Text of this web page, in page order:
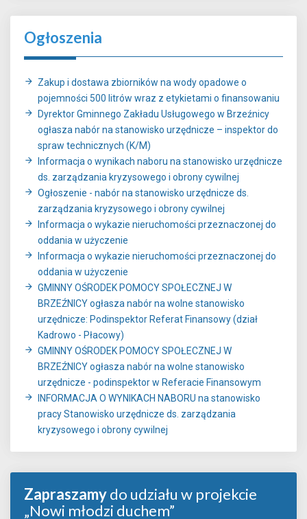
Ogłoszenia
Zakup i dostawa zbiorników na wody opadowe o
pojemności 500 litrów wraz z etykietami o finansowaniu
Dyrektor Gminnego Zakładu Usługowego w Brzeźnicy
ogłasza nabór na stanowisko urzędnicze – inspektor do
spraw technicznych (K/M)
Informacja o wynikach naboru na stanowisko urzędnicze
ds. zarządzania kryzysowego i obrony cywilnej
Ogłoszenie - nabór na stanowisko urzędnicze ds.
zarządzania kryzysowego i obrony cywilnej
Informacja o wykazie nieruchomości przeznaczonej do
oddania w użyczenie
Informacja o wykazie nieruchomości przeznaczonej do
oddania w użyczenie
GMINNY OŚRODEK POMOCY SPOŁECZNEJ W
BRZEŹNICY ogłasza nabór na wolne stanowisko
urzędnicze: Podinspektor Referat Finansowy (dział
Kadrowo - Płacowy)
GMINNY OŚRODEK POMOCY SPOŁECZNEJ W
BRZEŹNICY ogłasza nabór na wolne stanowisko
urzędnicze - podinspektor w Referacie Finansowym
INFORMACJA O WYNIKACH NABORU na stanowisko
pracy Stanowisko urzędnicze ds. zarządzania
kryzysowego i obrony cywilnej
Zapraszamydo udziału w projekcie
„Nowi młodzi duchem”